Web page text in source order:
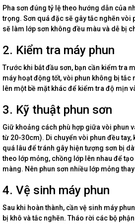
Pha sơn đúng tỷ lệ theo hướng dẫn của
trọng. Sơn quá đặc sẽ gây tắc nghẽn vòi
sẽ làm lớp sơn không đều màu và dễ bị
2. Kiểm tra máy phun
Trước khi bắt đầu sơn, bạn cần kiểm tra
máy hoạt động tốt, vòi phun không bị tắc
lên một bề mặt khác để kiểm tra độ mịn
3. Kỹ thuật phun sơn
Giữ khoảng cách phù hợp giữa vòi phun
từ 20-30cm). Di chuyển vòi phun đều
quá lâu để tránh gây hiện tượng sơn bị
theo lớp mỏng, chồng lớp lên nhau để
màng. Nên phun sơn nhiều lớp mỏng
4. Vệ sinh máy phun
Sau khi hoàn thành, cần vệ sinh máy
bị khô và tắc nghẽn. Tháo rời các bộ